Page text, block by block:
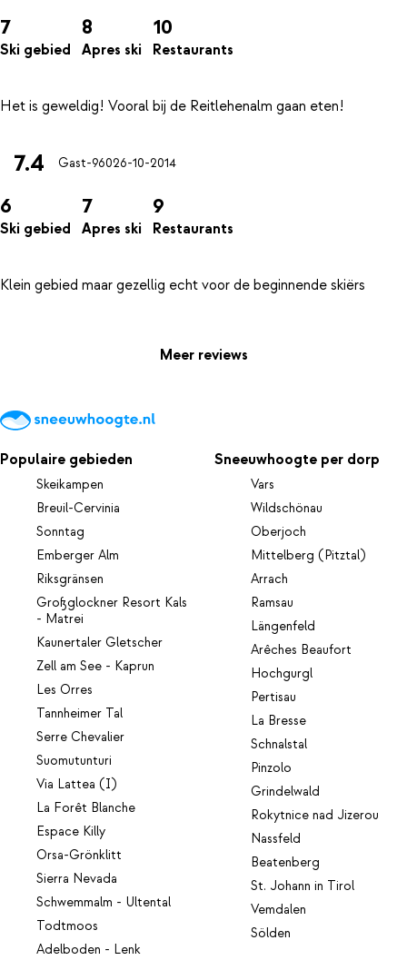
7
Ski gebied
8
Apres ski
10
Restaurants
7.4 Gast-96026-10-2014
6
Ski gebied
7
Apres ski
9
Restaurants
Klein gebied maar gezellig echt voor de beginnende skiërs
Meer reviews
Populaire gebieden
Skeikampen
Breuil-Cervinia
Sonntag
Emberger Alm
Riksgränsen
Großglockner Resort Kals
- Matrei
Kaunertaler Gletscher
Zell am See - Kaprun
Les Orres
Tannheimer Tal
Serre Chevalier
Suomutunturi
Via Lattea (I)
La Forêt Blanche
Espace Killy
Orsa-Grönklitt
Sierra Nevada
Schwemmalm - Ultental
Todtmoos
Adelboden - Lenk
Sneeuwhoogte per dorp
Vars
Wildschönau
Oberjoch
Mittelberg (Pitztal)
Arrach
Ramsau
Längenfeld
Arêches Beaufort
Hochgurgl
Pertisau
La Bresse
Schnalstal
Pinzolo
Grindelwald
Rokytnice nad Jizerou
Nassfeld
Beatenberg
St. Johann in Tirol
Vemdalen
Sölden